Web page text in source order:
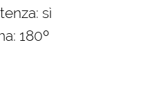
sì
180º